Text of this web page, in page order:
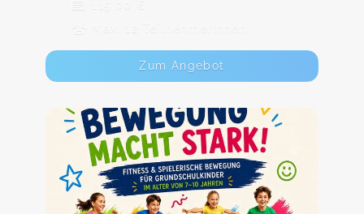
115,00 €
Max. 12 TeilnehmerInnen
Zum Angebot